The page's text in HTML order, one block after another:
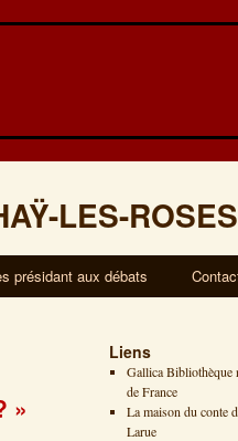
LES-ROSES
présidant aux débats
»
Liens
Gallica Bibliothèque
de France
La maison du conte
Larue